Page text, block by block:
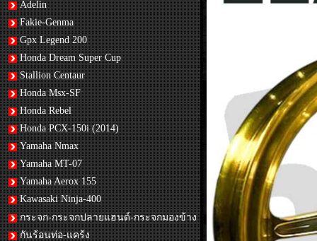
Adelin
Fakie-Genma
Gpx Legend 200
Honda Dream Super Cup
Stallion Centaur
Honda Msx-SF
Honda Rebel
Honda PCX-150i (2014)
Yamaha Nmax
Yamaha MT-07
Yamaha Aerox 155
Kawasaki Ninja-400
กระจก-กระจกปลายแฮนด์-กระจกมองข้าง
กันร้อนท่อ-แคร้ง